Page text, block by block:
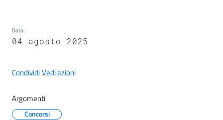
e
r
z
s
c
Data:
04 agosto 2025
CondividiVedi azioni
Argomenti
Concorsi